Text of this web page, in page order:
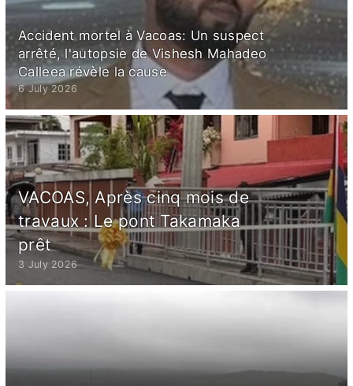
Accident mortel à Vacoas: Un suspect
arrêté, l'autopsie de Vishesh Mahadeo
Calleea révèle la cause
6 July 2026
VACOAS, Après cinq mois de
travaux : Le pont Takamaka
prêt
3 July 2026